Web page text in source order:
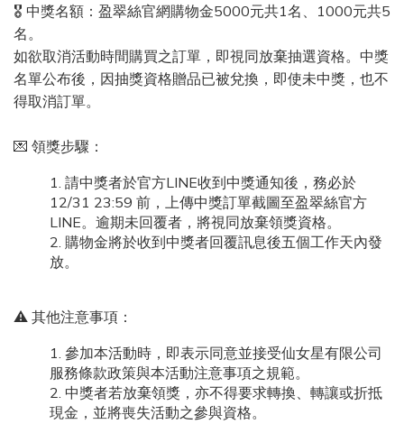
柔，靜電自然就會遠離。無論是在台北的冬日冷空氣中，還是在北
歐的雪地裡旅行，別忘了給頭髮多一點保護。柔順的髮絲，不只是
外表亮麗，也是頭皮與身心平衡的表現。本文作者：Olivia Chen｜
健康專題編輯專注健康生活與營養保健主題，擅長用淺白實用的方
式整理科學知識，讓日常保養變得簡單好執行。她相信：「每個人
感，請關注盈翠絲部落格！延伸閱讀梳子怎麼挑？氣墊梳、排骨梳
差在哪？一起找到你最需要的命定梳子掉髮怎麼補？營養師解析 5
大養髮營養素，矽才是關鍵！游泳也能不傷髮質！5 招降低泳池對頭
髮的傷害，不怕乾枯打結
🎖️ 中獎名額：盈翠絲官網購物金5000元共1名、1000元共5
名。
如欲取消活動時間購買之訂單，即視同放棄抽選資格。中獎
名單公布後，因抽獎資格贈品已被兌換，即使未中獎，也不
得取消訂單。
💌 領獎步驟：
請中獎者於官方LINE收到中獎通知後，務必於
12/31 23:59 前，上傳中獎訂單截圖至盈翠絲官方
LINE。逾期未回覆者，將視同放棄領獎資格。
購物金將於收到中獎者回覆訊息後五個工作天內發
放。
⚠️ 其他注意事項：
參加本活動時，即表示同意並接受仙女星有限公司
服務條款政策與本活動注意事項之規範。
中獎者若放棄領獎，亦不得要求轉換、轉讓或折抵
現金，並將喪失活動之參與資格。